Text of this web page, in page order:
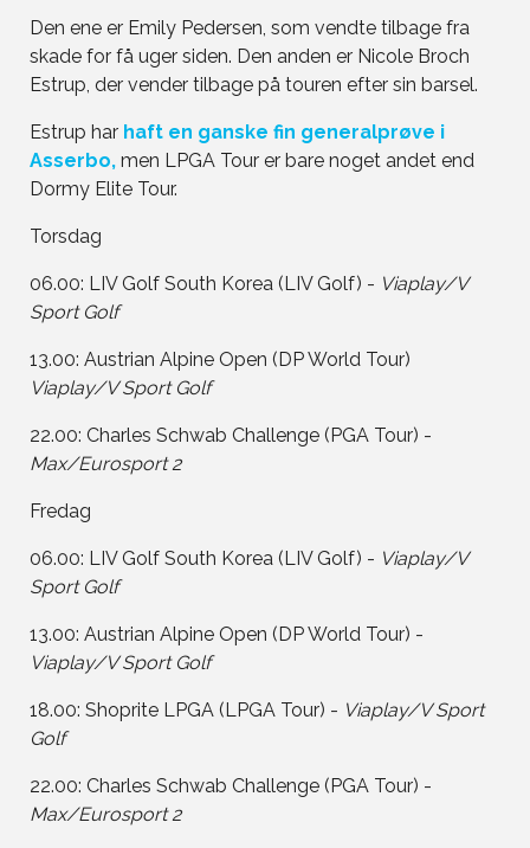
Den ene er Emily Pedersen, som vendte tilbage fra
skade for få uger siden. Den anden er Nicole Broch
Estrup, der vender tilbage på touren efter sin barsel.
Estrup har haft en ganske fin generalprøve i
Asserbo, men LPGA Tour er bare noget andet end
Dormy Elite Tour.
Torsdag
06.00: LIV Golf South Korea (LIV Golf) - Viaplay/V
Sport Golf
13.00: Austrian Alpine Open (DP World Tour)
Viaplay/V Sport Golf
22.00: Charles Schwab Challenge (PGA Tour) -
Max/Eurosport 2
Fredag
06.00: LIV Golf South Korea (LIV Golf) - Viaplay/V
Sport Golf
13.00: Austrian Alpine Open (DP World Tour) -
Viaplay/V Sport Golf
18.00: Shoprite LPGA (LPGA Tour) - Viaplay/V Sport
Golf
22.00: Charles Schwab Challenge (PGA Tour) -
Max/Eurosport 2